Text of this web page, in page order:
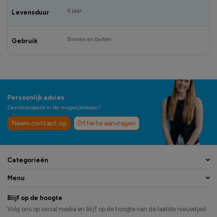
Levensduur 5 jaar
Gebruik Binnen en buiten
Persoonlijk advies
Geïnteresseerd in de mogelijkheden?
Neem contact op Offerte aanvragen
Categorieën
Menu
Blijf op de hoogte
Volg ons op social media en blijf op de hoogte van de laatste nieuwtjes!